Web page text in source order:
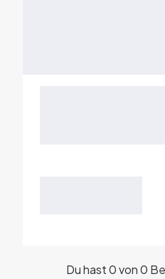
Du hast 0 von 0